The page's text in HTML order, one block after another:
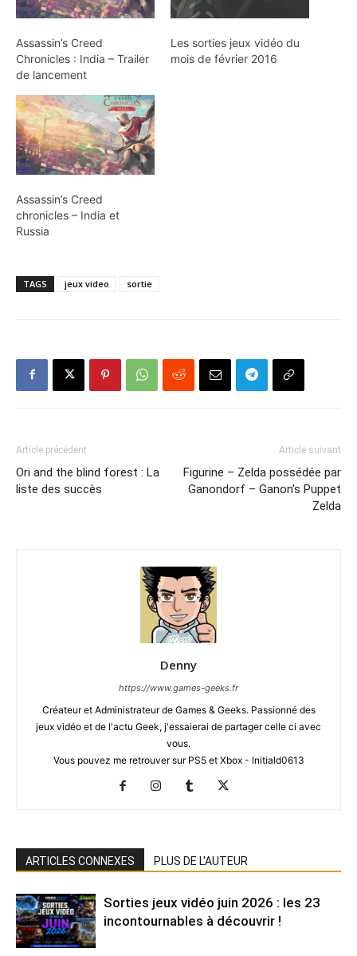
Assassin’s Creed
Chronicles : India – Trailer
de lancement
Les sorties jeux vidéo du
mois de février 2016
Assassin’s Creed
chronicles – India et
Russia
TAGS jeux video sortie
Article précédent
Ori and the blind forest : La
liste des succès
Article suivant
Figurine – Zelda possédée par
Ganondorf – Ganon’s Puppet
Zelda
Denny
https://www.games-geeks.fr
Créateur et Administrateur de Games & Geeks. Passionné des
jeux vidéo et de l'actu Geek, j'essaierai de partager celle ci avec
vous.
Vous pouvez me retrouver sur PS5 et Xbox - Initiald0613
ARTICLES CONNEXES PLUS DE L'AUTEUR
Sorties jeux vidéo juin 2026 : les 23
incontournables à découvrir !